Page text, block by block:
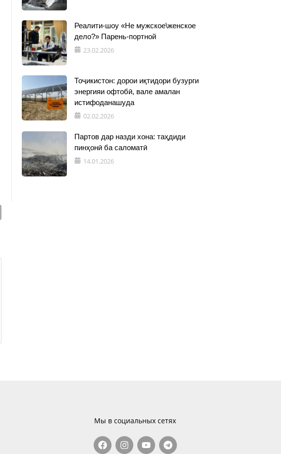
Реалити-шоу «Не мужское\женское
дело?» Парень-портной
23.02.2026
Тоҷикистон: дорои иқтидори бузурги
энергияи офтобӣ, вале амалан
истифоданашуда
02.02.2026
Партов дар назди хона: таҳдиди
пинҳонӣ ба саломатӣ
14.01.2026
Мы в социальных сетях